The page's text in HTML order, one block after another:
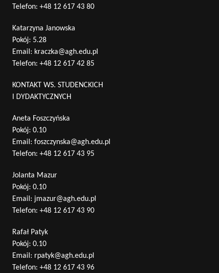
Telefon: +48 12 617 43 80
Katarzyna Janowska
Pokój: 5.28
Email: kraczka@agh.edu.pl
Telefon: +48 12 617 42 85
KONTAKT WS. STUDENCKICH
I DYDAKTYCZNYCH
Aneta Foszczyńska
Pokój: 0.10
Email: foszczynska@agh.edu.pl
Telefon: +48 12 617 43 95
Jolanta Mazur
Pokój: 0.10
Email: jmazur@agh.edu.pl
Telefon: +48 12 617 43 90
Rafał Patyk
Pokój: 0.10
Email: rpatyk@agh.edu.pl
Telefon: +48 12 617 43 96